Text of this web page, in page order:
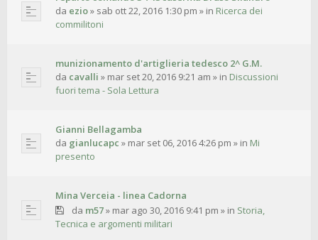
da ezio» sab ott 22, 2016 1:30 pm » in Ricerca dei
commilitoni
munizionamento d'artiglieria tedesco 2^ G.M.
da cavalli » mar set 20, 2016 9:21 am » in Discussioni
fuori tema - Sola Lettura
Gianni Bellagamba
da gianlucapc » mar set 06, 2016 4:26 pm » in Mi
presento
Mina Verceia - linea Cadorna
da m57» mar ago 30, 2016 9:41 pm » in Storia,
Tecnica e argomenti militari